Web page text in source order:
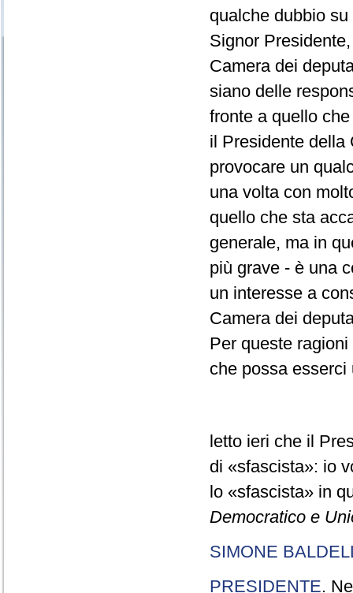
qualche dubbio
Signor
Camera dei
siano delle
fronte a quello
il Presidente della
provocare un
una volta con
quello che sta
generale, ma in
più grave - è una
un interesse a
Camera dei
Per queste
che possa
letto ieri che il
di «sfascista»: io
lo «sfascista» in
Democratico e
SIMONE
PRESIDENTE.